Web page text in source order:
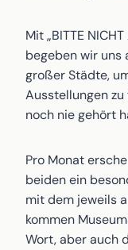
Mit „BITTE
begeben wir uns
großer Städte,
Ausstellungen
noch nie gehört
Pro Monat
beiden ein
mit dem jeweils
kommen
Wort, aber auch